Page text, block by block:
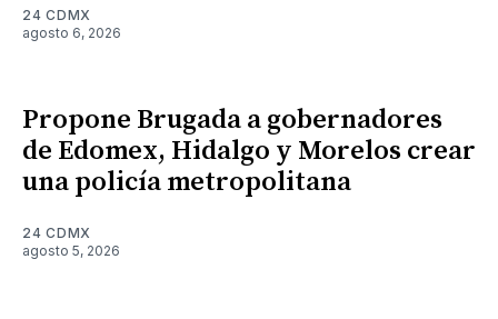
24 CDMX
agosto 6, 2026
Propone Brugada a gobernadores
de Edomex, Hidalgo y Morelos crear
una policía metropolitana
24 CDMX
agosto 5, 2026